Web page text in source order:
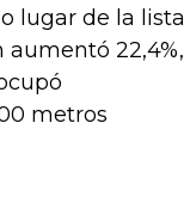
lugar de la lista
22,4%,
metros